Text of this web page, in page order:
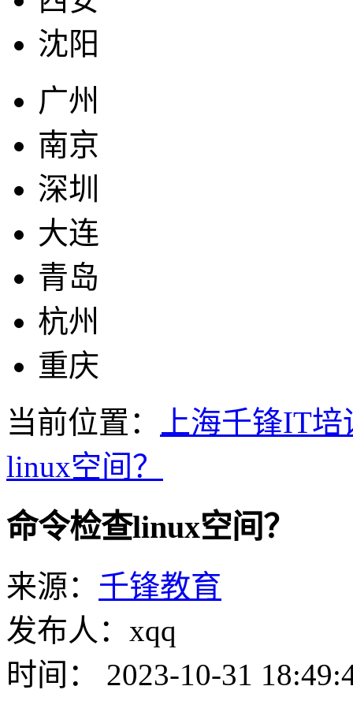
沈阳
广州
南京
深圳
大连
青岛
杭州
重庆
当前位置：
上海千锋IT培
linux空间？
命令检查linux空间？
来源： 千锋教育
发布人：xqq
时间： 2023-10-31